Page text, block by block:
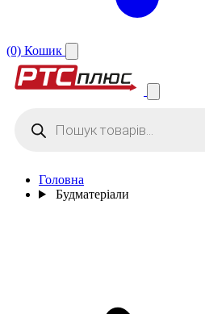
(0) Кошик
search
Головна
Будматеріали